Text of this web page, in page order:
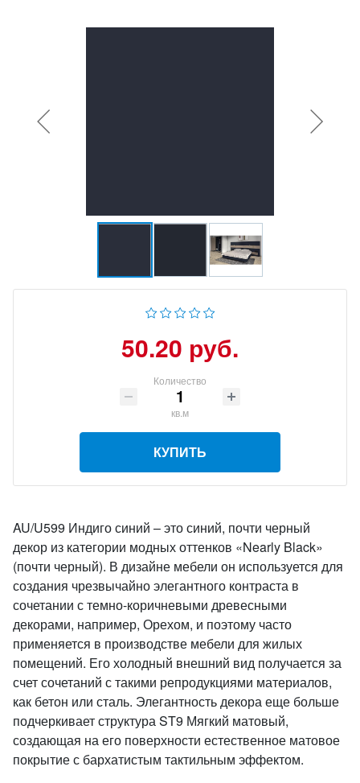
50.20 руб.
Количество
кв.м
КУПИТЬ
AU/U599 Индиго синий – это синий, почти черный
декор из категории модных оттенков «Nearly Black»
(почти черный). В дизайне мебели он используется для
создания чрезвычайно элегантного контраста в
сочетании с темно-коричневыми древесными
декорами, например, Орехом, и поэтому часто
применяется в производстве мебели для жилых
помещений. Его холодный внешний вид получается за
счет сочетаний с такими репродукциями материалов,
как бетон или сталь. Элегантность декора еще больше
подчеркивает структура ST9 Мягкий матовый,
создающая на его поверхности естественное матовое
покрытие с бархатистым тактильным эффектом.